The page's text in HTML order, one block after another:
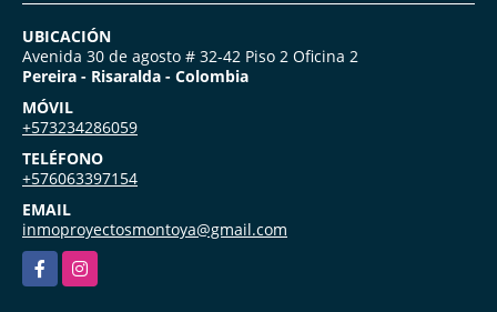
UBICACIÓN
Avenida 30 de agosto # 32-42 Piso 2 Oficina 2
Pereira - Risaralda - Colombia
MÓVIL
+573234286059
TELÉFONO
+576063397154
EMAIL
inmoproyectosmontoya@gmail.com
FacebookInstagram